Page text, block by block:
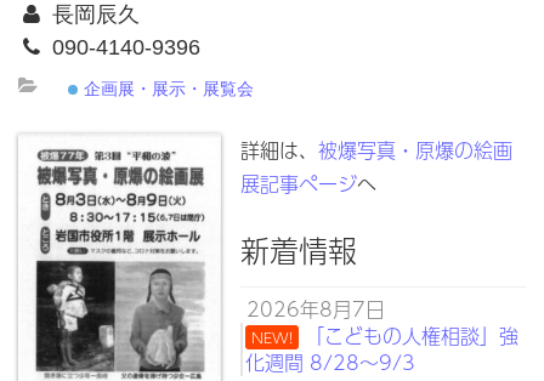
長岡辰久
090-4140-9396
企画展・展示・展覧会
詳細は、被爆写真・原爆の絵画
展記事ページへ
新着情報
2026年8月7日
NEW!
「こどもの人権相談」強
化週間 8/28～9/3